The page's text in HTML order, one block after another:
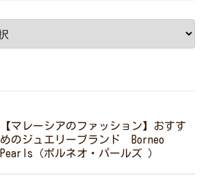
【マレーシアのファッション】おすす
めのジュエリーブランド Borneo
Pearls（ボルネオ・パールズ ）